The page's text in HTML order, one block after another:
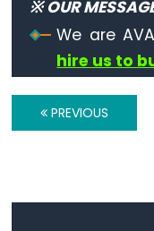
Mouse
Mouse
Mouse.begin()
Mouse.isPressed()
※ OUR
We are
hire us to
PREVIOUS